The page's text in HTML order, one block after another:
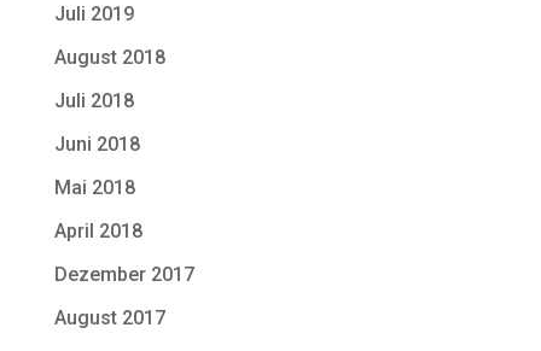
Juli 2019
August 2018
Juli 2018
Juni 2018
Mai 2018
April 2018
Dezember 2017
August 2017